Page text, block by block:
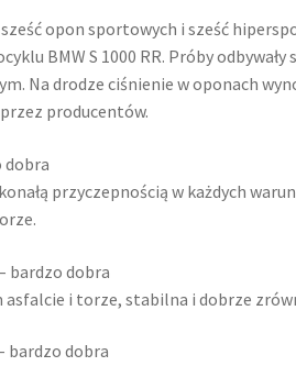
opon sportowych i sześć
BMW S 1000 RR. Próby
Na drodze ciśnienie w oponach
producentów.
dobra
przyczepnością w każdych
bardzo dobra
asfalcie i torze, stabilna i dobrze
bardzo dobra